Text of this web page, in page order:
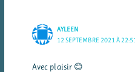
AYLEEN
12 SEPTEMBRE 2021 À
Avec plaisir 😊